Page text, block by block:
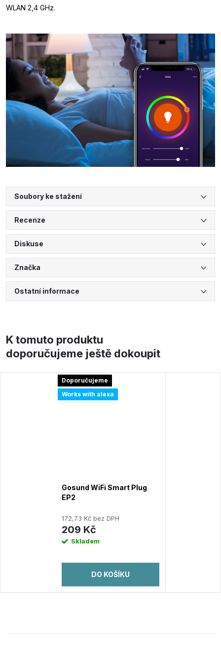
WLAN 2,4 GHz.
Soubory ke stažení
Recenze
Diskuse
Značka
Ostatní informace
K tomuto produktu
doporučujeme ještě dokoupit
Doporučujeme
Works with alexa
Gosund WiFi Smart Plug
EP2
172,73 Kč bez DPH
209 Kč
Skladem
DO KOŠÍKU